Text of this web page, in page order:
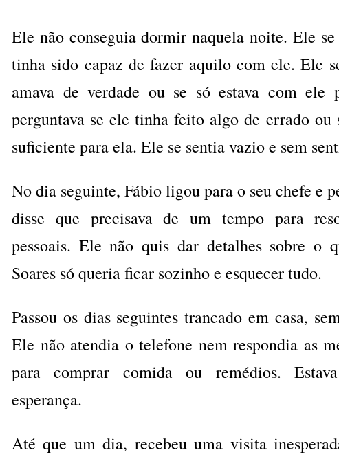
Ele não conseguia dormir naquela noite. Ele
tinha sido capaz de fazer aquilo com ele. Ele
amava de verdade ou se só estava com ele
perguntava se ele tinha feito algo de errado ou
suficiente para ela. Ele se sentia vazio e sem
No dia seguinte, Fábio ligou para o seu chefe e
disse que precisava de um tempo para
pessoais. Ele não quis dar detalhes sobre o
Soares só queria ficar sozinho e esquecer tudo.
Passou os dias seguintes trancado em casa,
Ele não atendia o telefone nem respondia as
para comprar comida ou remédios.
esperança.
Até que um dia, recebeu uma visita